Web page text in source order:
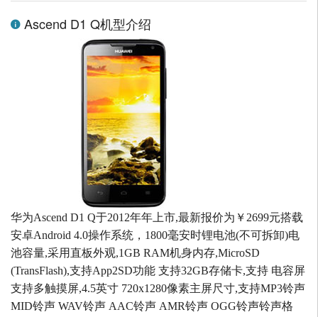
Ascend D1 Q机型介绍
华为Ascend D1 Q于2012年年上市,最新报价为￥2699元搭载
安卓Android 4.0操作系统，1800毫安时锂电池(不可拆卸)电
池容量,采用直板外观,1GB RAM机身内存,MicroSD
(TransFlash),支持App2SD功能 支持32GB存储卡,支持 电容屏
支持多触摸屏,4.5英寸 720x1280像素主屏尺寸,支持MP3铃声
MID铃声 WAV铃声 AAC铃声 AMR铃声 OGG铃声铃声格